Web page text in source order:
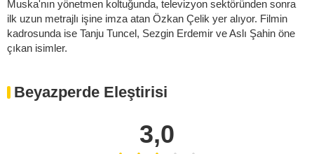
Muska'nın yönetmen koltuğunda, televizyon sektöründen sonra
ilk uzun metrajlı işine imza atan Özkan Çelik yer alıyor. Filmin
kadrosunda ise Tanju Tuncel, Sezgin Erdemir ve Aslı Şahin öne
çıkan isimler.
Beyazperde Eleştirisi
3,0